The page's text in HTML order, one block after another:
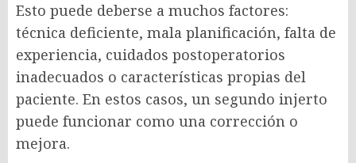
Esto puede deberse a muchos factores:
técnica deficiente, mala planificación, falta de
experiencia, cuidados postoperatorios
inadecuados o características propias del
paciente. En estos casos, un segundo injerto
puede funcionar como una corrección o
mejora.